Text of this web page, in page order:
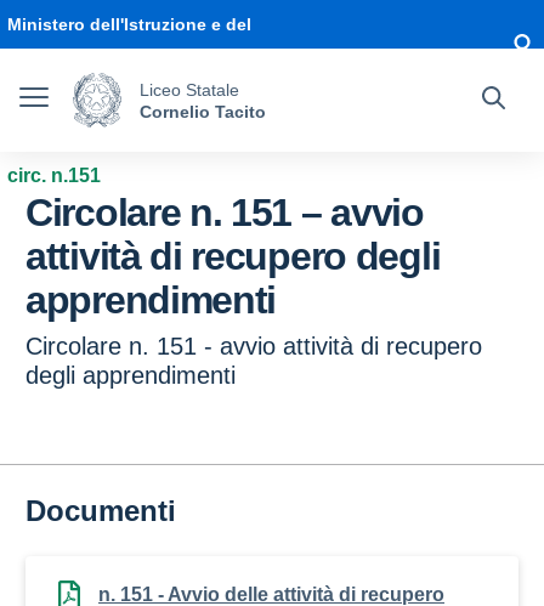
Ministero dell'Istruzione e del
Liceo Statale
Cornelio Tacito
circ. n.151
Circolare n. 151 – avvio
attività di recupero degli
apprendimenti
Circolare n. 151 - avvio attività di recupero
degli apprendimenti
Documenti
n. 151 - Avvio delle attività di recupero